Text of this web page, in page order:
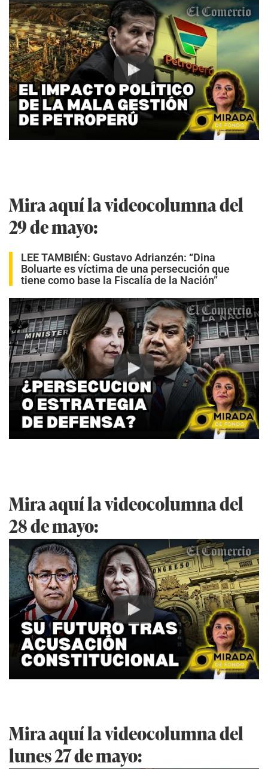
Play
Mira aquí la videocolumna del
29 de mayo:
LEE TAMBIÉN: Gustavo Adrianzén: “Dina
Boluarte es víctima de una persecución que
tiene como base la Fiscalía de la Nación”
Play
Mira aquí la videocolumna del
28 de mayo:
Play
Mira aquí la videocolumna del
lunes 27 de mayo: